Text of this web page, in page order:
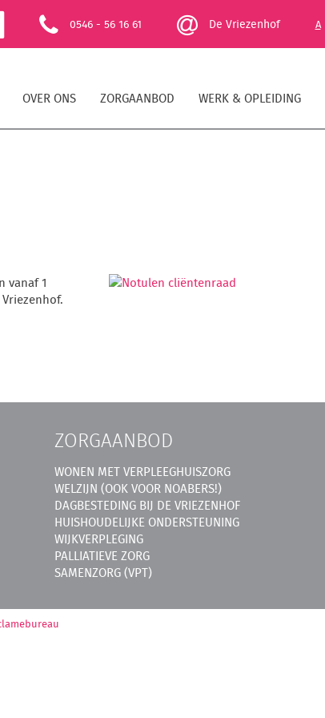
0546 - 56 16 61 De Vriezenhof A
OVER ONS ZORGAANBOD WERK & OPLEIDING
vanaf 1
ZORGAANBOD
WONEN MET VERPLEEGHUISZORG
WELZIJN (OOK VOOR NOABERS!)
DAGBESTEDING BIJ DE VRIEZENHOF
HUISHOUDELIJKE ONDERSTEUNING
WIJKVERPLEGING
PALLIATIEVE ZORG
SAMENZORG (VPT)